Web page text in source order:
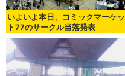
いよいよ本日、コミックマーケッ
ト77のサークル当落発表